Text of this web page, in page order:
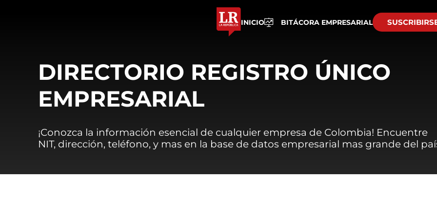
INICIO BITÁCORA EMPRESARIAL
DIRECTORIO REGISTRO ÚNICO
EMPRESARIAL
¡Conozca la información esencial de cualquier empresa de Colombia! Encuentre
NIT, dirección, teléfono, y mas en la base de datos empresarial mas grande del